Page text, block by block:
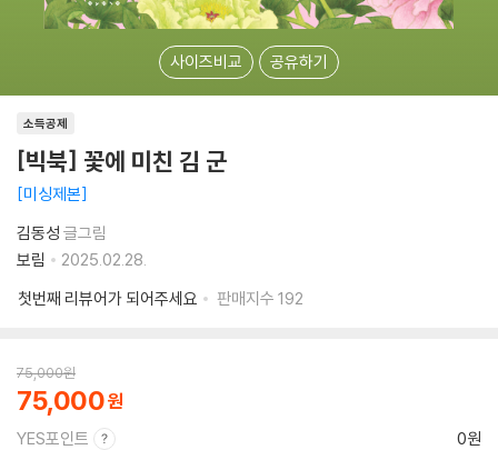
사이즈비교 공유하기
소득공제
[빅북] 꽃에 미친 김 군
미싱제본
김동성 글그림
보림
2025.02.28.
첫번째 리뷰어가 되어주세요
판매지수 192
75,000원
75,000
YES포인트 0원